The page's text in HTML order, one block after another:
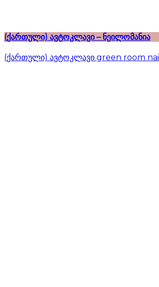
(ქართული) ავტოკლავი – ნეილომანია
(ქართული) ავტოკლავი green room nail